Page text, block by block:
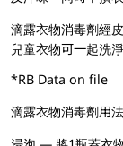
滴露衣物消毒劑經
兒童衣物可一起洗
*RB Data on file
滴露衣物消毒劑用法